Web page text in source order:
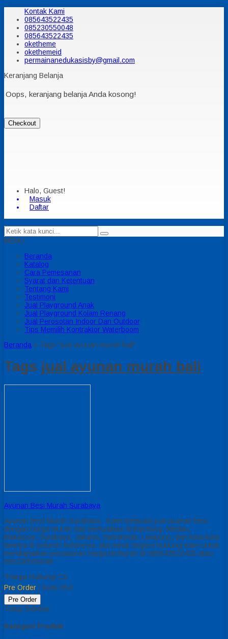
Kontak Kami
085643522435
085230550048
085643522435
oketheme
okethemeid
permainanedukasisby@gmail.com
Keranjang Belanja
Oops, keranjang belanja Anda kosong!
Checkout
Halo, Guest!
Masuk
Daftar
MENU
Beranda
Katalog
Cara Pemesanan
Syarat dan Ketentuan
Tentang Kami
Testimoni
Jual Playground Anak
Jual Playground Kolam Renang
Jual Perosotan Indoor Dan Outdoor
Tips Memilih Kontraktor Waterboom
Beranda » Tags "jual ayunan murah bali"
Tags jual ayunan murah bali
Ayunan Besi Murah Surabaya
Ayunan Besi Murah Surabaya Kami melayani jual ayunan besi
dengan harga murah dan berkualitas di Bandung, Medan,
Makassar, Surabaya, Jakarta, Samarinda, Lampung, dan kota-kota
lainnya di seluruh Indonesia. jika minat Segera hubungi kami untuk
mendapatkan penawaran harga termurah di 085643522435 atau
085230550048
*Harga Hubungi CS
Pre Order / kode 054
Pre Order
Tutup Sidebar
Kategori Produk